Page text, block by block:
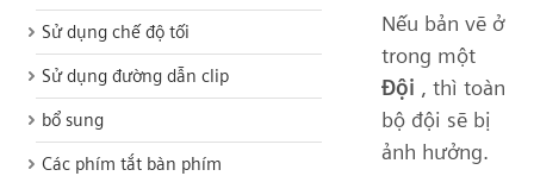
Sử dụng chế độ tối
Sử dụng đường dẫn clip
bổ sung
Các phím tắt bàn phím
Nếu bản vẽ ở
trong một
Đội , thì toàn
bộ đội sẽ bị
ảnh hưởng.